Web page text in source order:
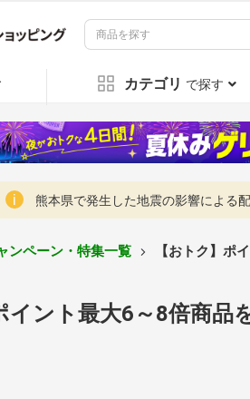
カテゴリ で探す
熊本県で発生した地震の影響による
ンペーン・特集一覧 【おトク】ポ
イント最大6～8倍商品